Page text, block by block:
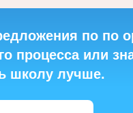
по по
процесса или
школу лучше.